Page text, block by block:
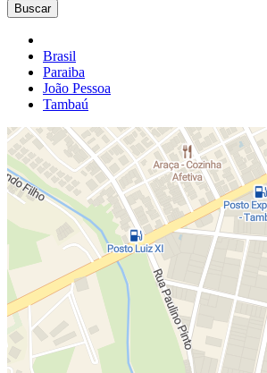
Buscar
Brasil
Paraiba
João Pessoa
Tambaú